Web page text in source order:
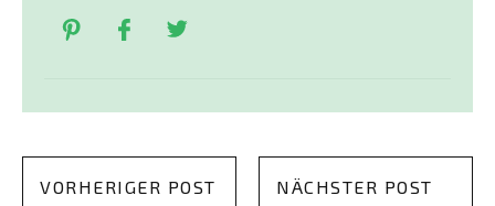
VORHERIGER POST NÄCHSTER POST